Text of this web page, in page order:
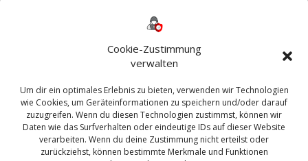
Cookie-Zustimmung
verwalten
Um dir ein optimales Erlebnis zu bieten, verwenden wir Technologien
wie Cookies, um Geräteinformationen zu speichern und/oder darauf
zuzugreifen. Wenn du diesen Technologien zustimmst, können wir
Daten wie das Surfverhalten oder eindeutige IDs auf dieser Website
verarbeiten. Wenn du deine Zustimmung nicht erteilst oder
zurückziehst, können bestimmte Merkmale und Funktionen
Bautagebuch
Exchange firewall Fritzbox
Microsoft
Sanierung SBS Security Server Sicherheit
Sicherung SIEM Sophos SSL Ubuntu
Update Upgrade UTM VCenter VCSA Veeam
VMWare VPN WAZUH Windows